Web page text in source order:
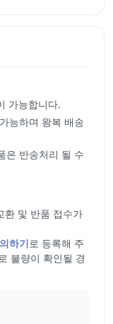
가능합니다.
능하며 왕복 배송
은 반송처리 될 수
환 및 반품 접수가
하기로 등록해 주
불량이 확인될 경